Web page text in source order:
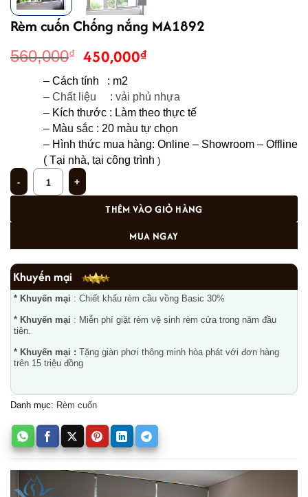
Rèm cuốn Chống nắng MA1892
560,000₫ Giá
gốc
là:
560,000₫.
450,000₫Giá
tại
là:
450,000₫.
– Cách tính   : m2
– Chất liệu     : vải phủ nhựa
– Kích thước : Làm theo thực tế
– Màu sắc : 20 màu tự chọn
– Hình thức mua hàng: Online – Showroom – Offline
( Tại nhà, tại công trình )
Rèm cuốn Chống nắng MA1892 số lượng
THÊM VÀO GIỎ HÀNG
MUA NGAY
Khuyến mại
* Khuyến mại : Chiết khấu rèm cầu vồng Basic 30%
* Khuyến mại : Miễn phí giặt rèm vệ sinh rèm cửa trong năm đầu
tiên.
* Khuyến mại : Tặng giàn phơi thông minh hòa phát với đơn hàng
trên 15 triệu đồng
Danh mục: Rèm cuốn